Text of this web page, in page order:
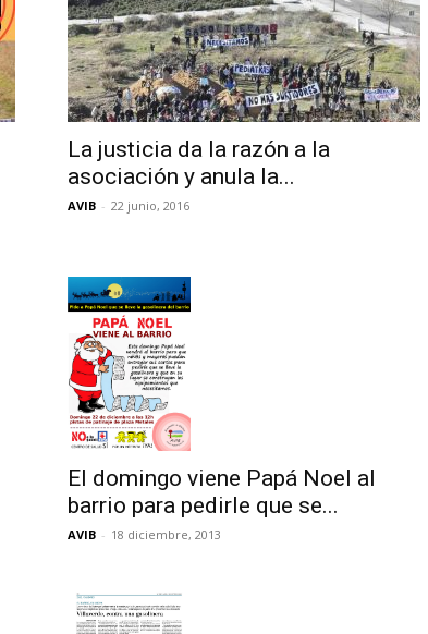
La justicia da la razón a la
asociación y anula la...
AVIB - 22 junio, 2016
El domingo viene Papá Noel al
barrio para pedirle que se...
AVIB - 18 diciembre, 2013